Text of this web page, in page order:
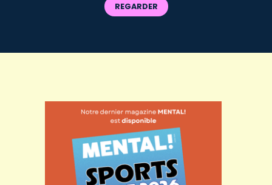
REGARDER